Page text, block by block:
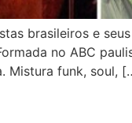
brasileiros e
no ABC
Mistura funk, soul,